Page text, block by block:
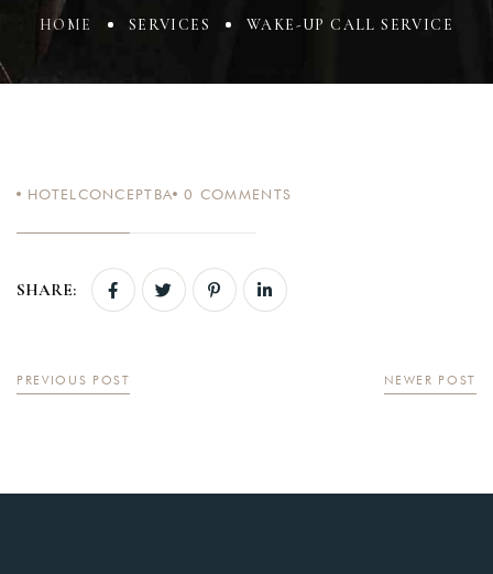
HOME SERVICES WAKE-UP CALL SERVICE
HOTELCONCEPTBA 0 COMMENTS
SHARE:
PREVIOUS POST NEWER POST
USERNAME